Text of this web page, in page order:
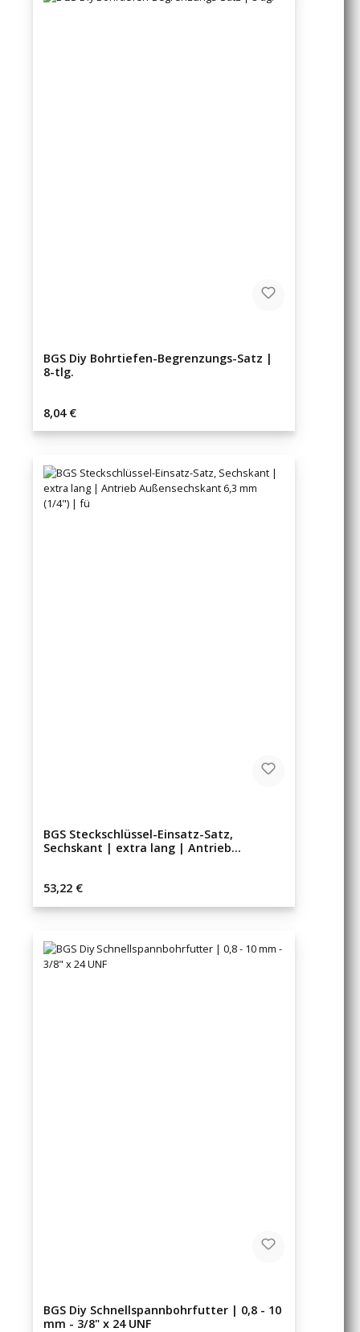
BGS Diy Bohrtiefen-Begrenzungs-Satz |
8-tlg.
Regulärer Preis:
8,04 €
BGS Steckschlüssel-Einsatz-Satz,
Sechskant | extra lang | Antrieb
Regulärer Preis:
53,22 €
BGS Diy Schnellspannbohrfutter | 0,8 - 10
mm - 3/8" x 24 UNF